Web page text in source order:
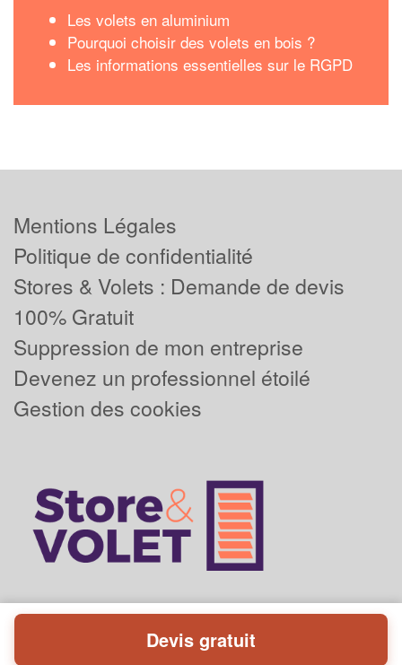
Les volets en aluminium
Pourquoi choisir des volets en bois ?
Les informations essentielles sur le RGPD
Mentions Légales
Politique de confidentialité
Stores & Volets : Demande de devis
100% Gratuit
Suppression de mon entreprise
Devenez un professionnel étoilé
Gestion des cookies
Powered byPlus que pro
Devis gratuit